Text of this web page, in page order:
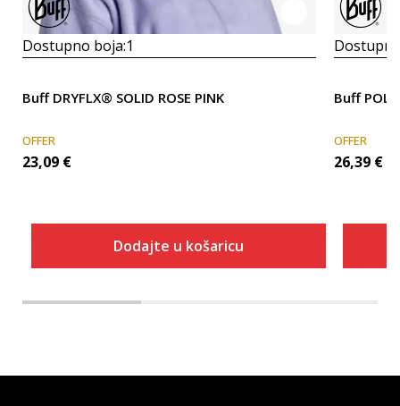
Dostupno boja:1
Buff DRYFLX® SOLID ROSE PINK
OFFER
23,09 €
Dodajte u košaricu
Buff
OFFER
26,39 €